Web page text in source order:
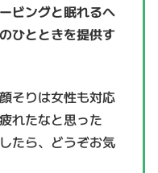
ビングと眠れるヘ
ひとときを提供す
そりは女性も対応
疲れたなと思った
たら、どうぞお気